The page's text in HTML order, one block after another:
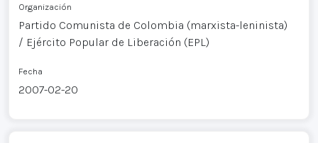
Organización
Partido Comunista de Colombia (marxista-leninista)
/ Ejército Popular de Liberación (EPL)
Fecha
2007-02-20